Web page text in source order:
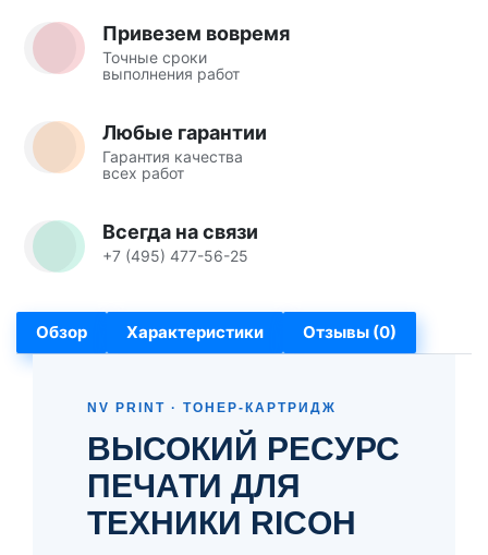
Привезем вовремя
Точные сроки
выполнения работ
Любые гарантии
Гарантия качества
всех работ
Всегда на связи
+7 (495) 477-56-25
Обзор Характеристики Отзывы (0)
NV PRINT · ТОНЕР-КАРТРИДЖ
ВЫСОКИЙ РЕСУРС
ПЕЧАТИ ДЛЯ
ТЕХНИКИ RICOH